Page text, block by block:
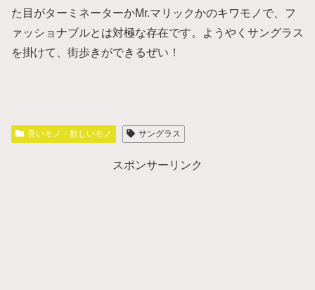
た目がターミネーターかMr.マリックかのキワモノで、フ
ァッショナブルとは対極な存在です。ようやくサングラス
を掛けて、街歩きができるぜい！
良いモノ・欲しいモノ サングラス
スポンサーリンク